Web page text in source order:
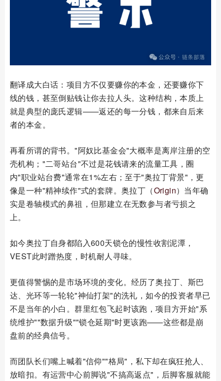
翻译成大白话：项目方不仅要赚你的本金，还要赚你下
线的钱，甚至倒贴钱让你去拉人头。这种结构，本质上
就是典型的庞氏逻辑——返还的每一分钱，都来自后来
者的本金。
再看所谓的背书。"阿奴比基金会"大概率是离岸注册的空
壳机构；"二哥站台"不过是花钱请来的流量工具，圈
内"职业站台费"通常在1%左右；至于"奥拉丁背景"，更
像是一种"精神续作"式的套牌。奥拉丁（Origin）当年确
实是卷轴模式的鼻祖，但那建立在无数参与者亏损之
上。
如今奥拉丁自身都陷入600天锁仓的慢性收割泥潭，
VEST此时蹭热度，时机耐人寻味。
更值得警惕的是市场环境的变化。经历了奥拉丁、斯巴
达、光环等一轮轮"神仙打架"的洗礼，如今的投资者早已
不是当年的小白。群里红包飞起时该跑，项目方开始"系
统维护""数据升级""锁仓延期"时更该跑——这些都是崩
盘前的经典信号。
而团队长们嘴上喊着"信仰""格局"，私下却在疯狂抢人、
放暗扣。有运营中心前脚说"不搞高返点"，后脚客服就能